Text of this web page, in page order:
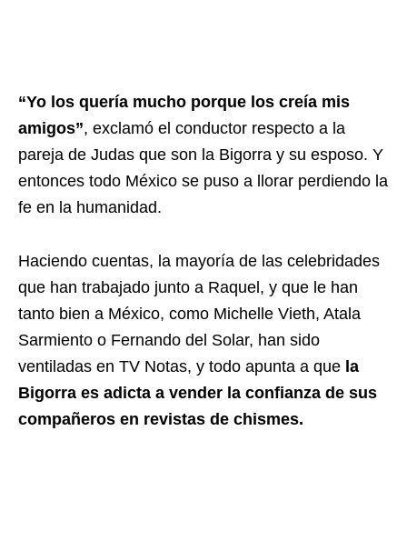
“Yo los quería mucho porque los creía mis
amigos”, exclamó el conductor respecto a la
pareja de Judas que son la Bigorra y su esposo. Y
entonces todo México se puso a llorar perdiendo la
fe en la humanidad.
Haciendo cuentas, la mayoría de las celebridades
que han trabajado junto a Raquel, y que le han
tanto bien a México, como Michelle Vieth, Atala
Sarmiento o Fernando del Solar, han sido
ventiladas en TV Notas, y todo apunta a que la
Bigorra es adicta a vender la confianza de sus
compañeros en revistas de chismes.